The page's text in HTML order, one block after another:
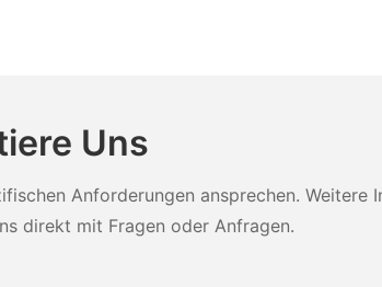
Uns
Anforderungen ansprechen. Weitere
direkt mit Fragen oder Anfragen.